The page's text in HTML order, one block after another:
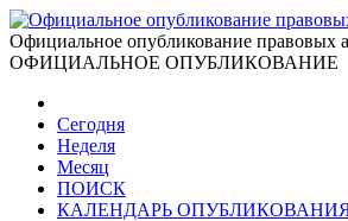
Официальное опубликование правовых
ОФИЦИАЛЬНОЕ ОПУБЛИКОВАНИЕ
Сегодня
Неделя
Месяц
ПОИСК
КАЛЕНДАРЬ